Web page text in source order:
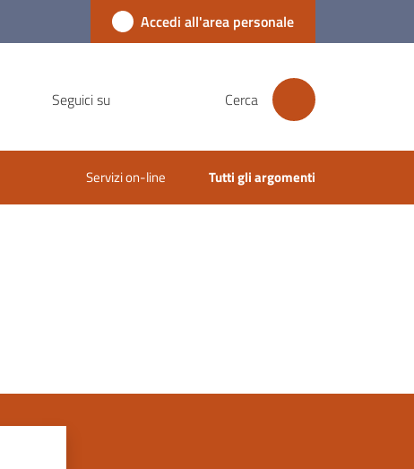
Accedi all'area personale
Seguici su Cerca
Servizi on-line Tutti gli argomenti